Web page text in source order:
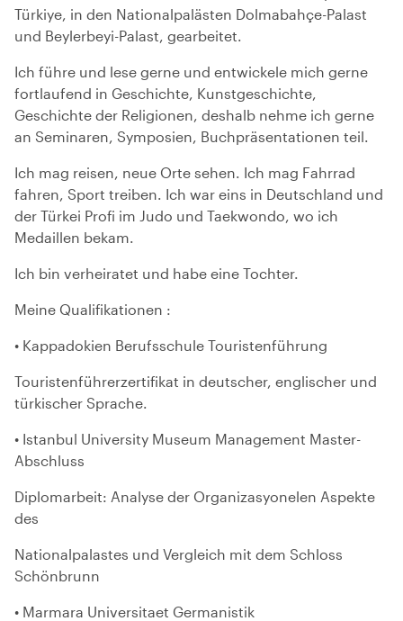
Türkiye, in den Nationalpalästen Dolmabahçe-Palast
und Beylerbeyi-Palast, gearbeitet.
Ich führe und lese gerne und entwickele mich gerne
fortlaufend in Geschichte, Kunstgeschichte,
Geschichte der Religionen, deshalb nehme ich gerne
an Seminaren, Symposien, Buchpräsentationen teil.
Ich mag reisen, neue Orte sehen. Ich mag Fahrrad
fahren, Sport treiben. Ich war eins in Deutschland und
der Türkei Profi im Judo und Taekwondo, wo ich
Medaillen bekam.
Ich bin verheiratet und habe eine Tochter.
Meine Qualifikationen :
• Kappadokien Berufsschule Touristenführung
Touristenführerzertifikat in deutscher, englischer und
türkischer Sprache.
• Istanbul University Museum Management Master-
Abschluss
Diplomarbeit: Analyse der Organizasyonelen Aspekte
des
Nationalpalastes und Vergleich mit dem Schloss
Schönbrunn
• Marmara Universitaet Germanistik